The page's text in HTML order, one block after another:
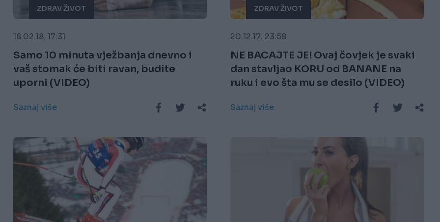
ZDRAV ŽIVOT
18.02.18. 17:31
Samo 10 minuta vježbanja dnevno i
vaš stomak će biti ravan, budite
uporni (VIDEO)
Saznaj više
ZDRAV ŽIVOT
20.12.17. 23:58
NE BACAJTE JE! Ovaj čovjek je svaki
dan stavljao KORU od BANANE na
ruku i evo šta mu se desilo (VIDEO)
Saznaj više